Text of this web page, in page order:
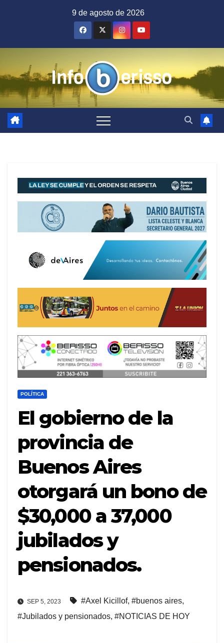
9 de agosto de 2026
POLÍTICA
El gobierno de la
provincia de
Buenos Aires
otorgará un bono de
$30,000 a 37,000
jubilados y
pensionados.
SEP 5, 2023 #Axel Kicillof, #buenos aires,
#Jubilados y pensionados, #NOTICIAS DE HOY